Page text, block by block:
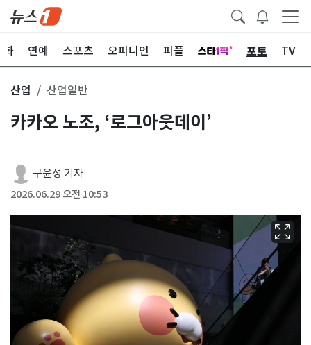
화 연예 스포츠 오피니언 피플 포토 TV
산업 산업일반
카카오 노조, ‘로그아웃데이’
구윤성 기자
2026.06.29 오전 10:53